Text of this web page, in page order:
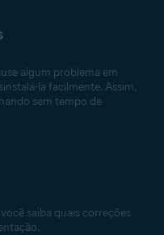
algum problema em
la facilmente. Assim,
sem tempo de
saiba quais correções